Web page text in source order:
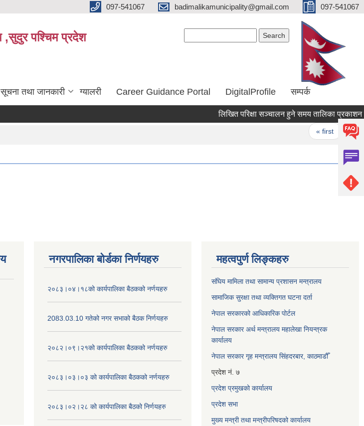
097-541067 badimalikamunicipality@gmail.com 097-541067
,सुदुर पश्चिम प्रदेश
सूचना तथा जानकारी ग्यालरी Career Guidance Portal DigitalProfile सम्पर्क
लिखित परिक्षा सञ्चालन हुने समय तालिका प्रकाशन
« first ‹
नगरपालिका बोर्डका निर्णयहरु
२०८३।०४।१८को कार्यपालिका बैठकको नर्णयहरु
2083.03.10 गतेको नगर सभाको बैठक निर्णयहरु
२०८२।०९।२१को कार्यपालिका बैठकको नर्णयहरु
२०८३।०३।०३ को कार्यपालिका बैठकको नर्णयहरु
२०८३।०२।२८ को कार्यपालिका बैठको निर्णयहरु
महत्वपुर्ण लिङ्कहरु
संघिय मामिला तथा सामान्य प्रशासन मन्त्रालय
सामाजिक सुरक्षा तथा व्यक्तिगत घटना दर्ता
नेपाल सरकारको आधिकारिक पोर्टल
नेपाल सरकार अर्थ मन्त्रालय महालेखा नियन्त्रक
कार्यालय
नेपाल सरकार गृह मन्त्रालय सिंहदरबार, काठमाडौँ
प्रदेश नं. ७
प्रदेश प्रमुखको कार्यालय
प्रदेश सभा
मुख्य मन्त्री तथा मन्त्रीपरिषदको कार्यालय